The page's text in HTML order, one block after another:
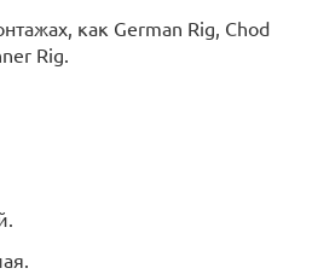
как German Rig, Chod
Rig.